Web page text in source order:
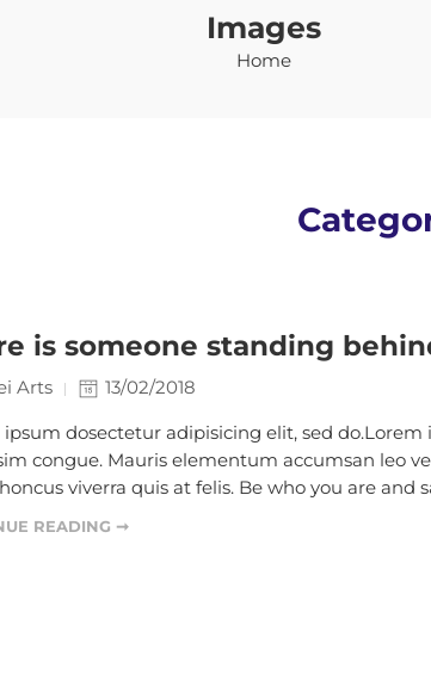
Images
Home
is someone standing
Arts 13/02/2018
ipsum dosectetur adipisicing elit, sed
congue. Mauris elementum accumsan leo
viverra quis at felis. Be who you are and
READING ➞